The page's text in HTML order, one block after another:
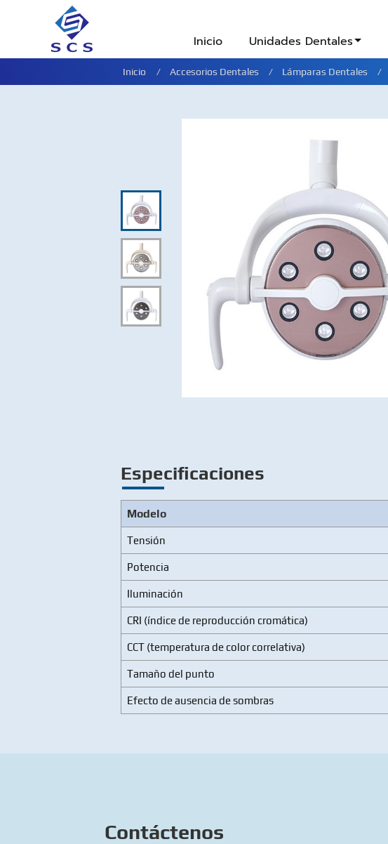
Inicio Unidades Dentales
Inicio Accesorios Dentales Lámparas Dentales
Especificaciones
Modelo
Tensión
Potencia
Iluminación
CRI (índice de reproducción cromática)
CCT (temperatura de color correlativa)
Tamaño del punto
Efecto de ausencia de sombras
Contáctenos